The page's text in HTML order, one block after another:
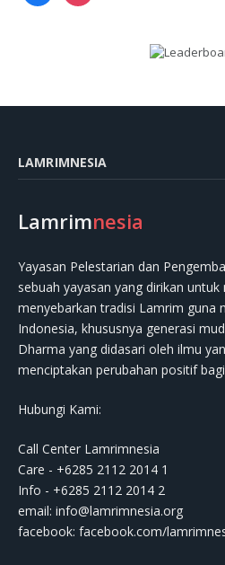
LAMRIMNESIA
Lamrimnesia
Yayasan Pelestarian dan
sebuah yayasan yang dirikan
menyebarkan tradisi Lamrim guna
Indonesia, khususnya generasi
Dharma yang didasari oleh ilmu
menciptakan perubahan positif
Hubungi Kami:
Call Center Lamrimnesia
Care - +6285 2112 2014 1
Info - +6285 2112 2014 2
email: info@lamrimnesia.org
facebook: facebook.com/